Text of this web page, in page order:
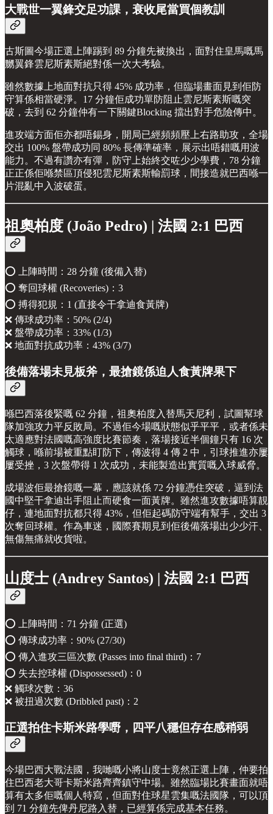
大戰世一翼鋒交足功課，衰收尾當買個教訓
古斯圖今場正選上陣踢到 89 分鐘先被換出，面對住皇馬嘅馬
嬲翼鋒雲尼斯素斯絕對係一次大考驗。
雖然數據上地面對抗只得 45% 成功率，但臨場畫面見到佢防
守算係相當硬淨。17 分鐘佢成功單防阻止雲尼斯素斯嘅突
破，去到 62 分鐘仲有一下關鍵Blocking 擋出對手危險傳中。
進攻端方面佢亦都唔錫身，開局已經頻頻壓上右路助攻，全場
交出 100% 盤帶成功同 80% 長傳準確率，展示出唔錯嘅用波
能力。不過有讚亦有彈，防守上始終交咗少少學費，78 分鐘
正正係佢喺禁區頂侵犯雲尼斯素斯輸罰球，間接造就巴西喺一
片混亂中入波破蛋。
祖奧柏度 (João Pedro) | 法國 2:1 巴西
⭕️ 上陣時間：28 分鐘 (後備入替)
⭕️ 奪回球權 (Recoveries)：3
⭕️ 搏得犯規：1 (直接令干拿迪食黃牌)
❌ 傳球成功率：50% (2/4)
❌ 盤帶成功率：33% (1/3)
❌ 地面對抗成功率：43% (3/7)
後備落場未見板斧，最搶鏡係迫人食黃牌果下
喺巴西落後緊嘅 62 分鐘，祖奧柏度入替馬天尼利，試圖幫球
隊加強攻力平反敗局。不過佢今場嘅狀態似乎平平，或者係未
太適應對法國嘅高強度比賽節奏，落場接近半個鐘只有 16 次
觸球，喺前場被重點盯防下，傳波得 4 傳 2 中，引球推進亦屢
屢受挫，3 次盤帶得 1 次成功，未能製造出實質嘅入球威脅。
成場波佢最搶鏡嘅一幕，應該就係 72 分鐘憑住突破，逼到法
國中堅干拿迪出手阻止而硬食一面黃牌。雖然進攻數據唔算靚
仔，連地面對抗都只得 43%，但佢起碼防守端有幫手，交出 3
次奪回球權。作為車迷，國際賽期見到佢後備落場出少少汗、
無傷無痛就收貨啦。
山度士 (Andrey Santos) | 法國 2:1 巴西
⭕️ 上陣時間：71 分鐘 (正選)
⭕️ 傳球成功率：90% (27/30)
⭕️ 傳入進攻三區次數 (Passes into final third)：7
⭕️ 失去控球權 (Dispossessed)：0
❌ 觸球次數：36
❌ 被扭過次數 (Dribbled past)：2
正選拍住卡斯米路學嘢，四平八穩但存在感稍弱
今場巴西大戰法國，我哋嘅小將山度士竟然正選上陣，仲要拍
住巴西老大哥卡斯米路齊齊鎮守中場。雖然臨場比賽畫面就唔
算有太多佢嘅個人特寫，但面對住球星雲集嘅法國隊，可以頂
到 71 分鐘先俾丹尼路入替，已經算係完成基本任務。